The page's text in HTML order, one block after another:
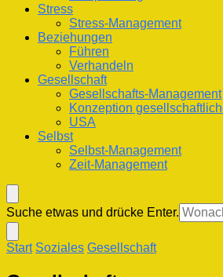
Stress
Stress-Management
Beziehungen
Führen
Verhandeln
Gesellschaft
Gesellschafts-Management
Konzeption
USA
Selbst
Selbst-Management
Zeit-Management
Suchst
du
nach
etwas?
Suche etwas und drücke Enter.
Start Soziales Gesellschaft